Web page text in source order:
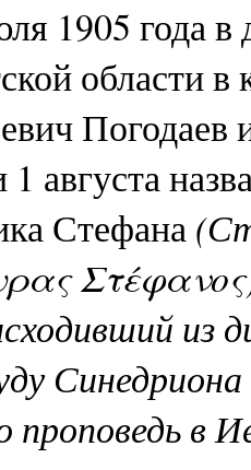
1905 года в
области
августа
Стефана
из
проповедь в